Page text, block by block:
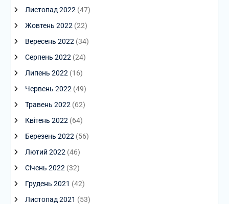
Листопад 2022 (47)
Жовтень 2022 (22)
Вересень 2022 (34)
Серпень 2022 (24)
Липень 2022 (16)
Червень 2022 (49)
Травень 2022 (62)
Квітень 2022 (64)
Березень 2022 (56)
Лютий 2022 (46)
Січень 2022 (32)
Грудень 2021 (42)
Листопад 2021 (53)